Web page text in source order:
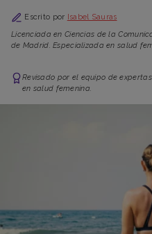
Escrito por
Isabel Sauras
Licenciada en Ciencias de la
de Madrid. Especializada en salud
Revisado por el equipo de
en salud femenina.